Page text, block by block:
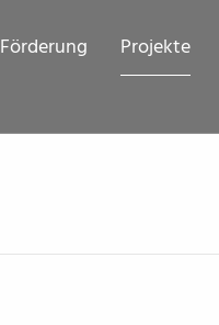
Förderung Projekte